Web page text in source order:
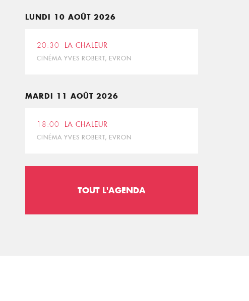
LUNDI 10 AOÛT 2026
20:30 LA CHALEUR
CINÉMA YVES ROBERT, EVRON
MARDI 11 AOÛT 2026
18:00 LA CHALEUR
CINÉMA YVES ROBERT, EVRON
TOUT L'AGENDA